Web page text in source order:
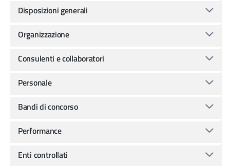
Disposizioni generali
Organizzazione
Consulenti e collaboratori
Personale
Bandi di concorso
Performance
Enti controllati